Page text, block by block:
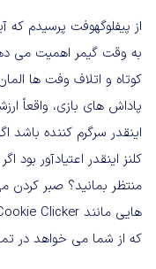
از پیفلوگهوفت پرسیدم که
به وقت گیمر اهمیت می
کوتاه و اتلاف وفت ها
پاداش های بازی، واقعاً
اینقدر سرگرم کننده باشد
کلنز اینقدر اعتیادآور
منتظر بمانید؟ صبر کردن
که از شما می خواهد در